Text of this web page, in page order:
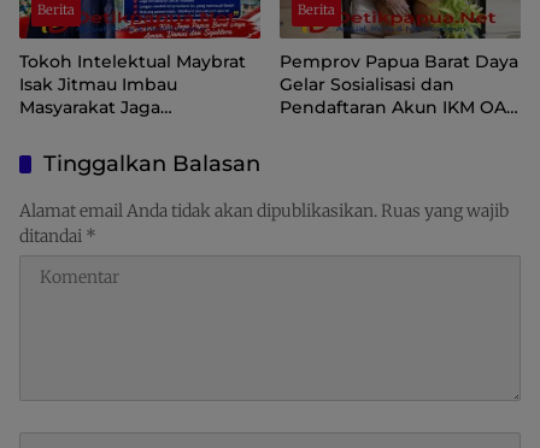
Berita
Tokoh Intelektual Maybrat
Isak Jitmau Imbau
Masyarakat Jaga
81 Kemerdekaan RI
Berita
Pemprov Papua Barat Daya
Gelar Sosialisasi dan
Pendaftaran Akun IKM OAP
Tinggalkan Balasan
Alamat email Anda tidak akan dipublikasikan.Ruas yang wajib
ditandai *